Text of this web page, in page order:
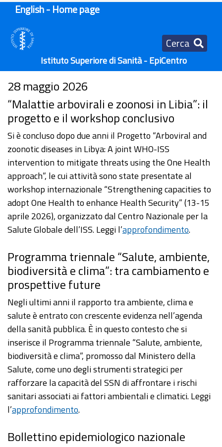
English - Home page
Cerca
Istituto Superiore di Sanità - EpiCentro
28 maggio 2026
“Malattie arbovirali e zoonosi in Libia”: il
progetto e il workshop conclusivo
Si è concluso dopo due anni il Progetto “Arboviral and
zoonotic diseases in Libya: A joint WHO-ISS
intervention to mitigate threats using the One Health
approach”, le cui attività sono state presentate al
workshop internazionale “Strengthening capacities to
adopt One Health to enhance Health Security” (13-15
aprile 2026), organizzato dal Centro Nazionale per la
Salute Globale dell’ISS. Leggi l’approfondimento.
Programma triennale “Salute, ambiente,
biodiversità e clima”: tra cambiamento e
prospettive future
Negli ultimi anni il rapporto tra ambiente, clima e
salute è entrato con crescente evidenza nell’agenda
della sanità pubblica. È in questo contesto che si
inserisce il Programma triennale “Salute, ambiente,
biodiversità e clima”, promosso dal Ministero della
Salute, come uno degli strumenti strategici per
rafforzare la capacità del SSN di affrontare i rischi
sanitari associati ai fattori ambientali e climatici. Leggi
l’approfondimento.
Bollettino epidemiologico nazionale